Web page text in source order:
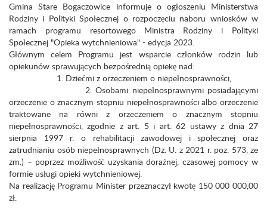
Gmina Stare Bogaczowice informuje o ogłoszeniu Ministerstwa
Rodziny i Polityki Społecznej o rozpoczęciu naboru wniosków w
ramach programu resortowego Ministra Rodziny i Polityki
Społecznej "Opieka wytchnieniowa" - edycja 2023.
Głównym celem Programu jest wsparcie członków rodzin lub
opiekunów sprawujących bezpośrednią opiekę nad:
1. Dziećmi z orzeczeniem o niepełnosprawności,
2. Osobami niepełnosprawnymi posiadającymi
orzeczenie o znacznym stopniu niepełnosprawności albo orzeczenie
traktowane na równi z orzeczeniem o znacznym stopniu
niepełnosprawności, zgodnie z art. 5 i art. 62 ustawy z dnia 27
sierpnia 1997 r. o rehabilitacji zawodowej i społecznej oraz
zatrudnianiu osób niepełnosprawnych (Dz. U. z 2021 r. poz. 573, ze
zm.) – poprzez możliwość uzyskania doraźnej, czasowej pomocy w
formie usługi opieki wytchnieniowej.
Na realizację Programu Minister przeznaczył kwotę 150 000 000,00
zł.